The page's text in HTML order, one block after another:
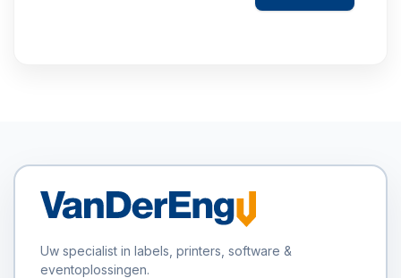
Uw specialist in labels, printers, software &
eventoplossingen.